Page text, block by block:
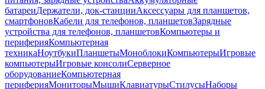
батареиДержатели, док-станцииАксессуары для планшетов,
смартфоновКабели для телефонов, планшетовЗарядные
устройства для телефонов, планшетовКомпьютеры и
периферияКомпьютерная
техникаНоутбукиПланшетыМоноблокиКомпьютерыИгровые
компьютерыИгровые консолиСерверное
оборудованиеКомпьютерная
периферияМониторыМышиКлавиатурыСтилусыНаборы